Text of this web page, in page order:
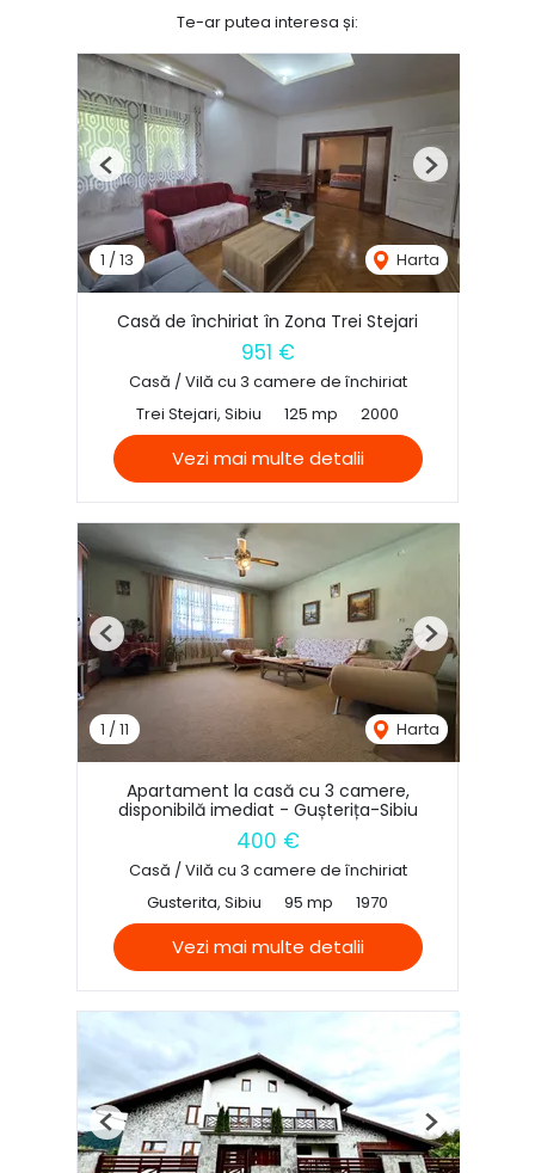
Te-ar putea interesa și:
1 / 13 Harta
Previous Next
Casă de închiriat în Zona Trei Stejari
951 €
Casă / Vilă cu 3 camere de închiriat
Trei Stejari, Sibiu
125 mp 2000
Vezi mai multe detalii
1 /11 Harta
Previous Next
Apartament la casă cu 3 camere,
disponibilă imediat - Gușterița-Sibiu
400 €
Casă / Vilă cu 3 camere de închiriat
Gusterita, Sibiu
95 mp 1970
Vezi mai multe detalii
Previous Next